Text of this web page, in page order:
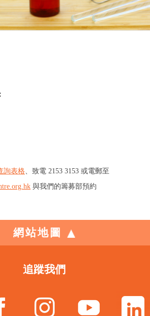
詢表格
致電 2153 3153 或電郵至
與我們的籌募部預約
網站地圖
追蹤我們